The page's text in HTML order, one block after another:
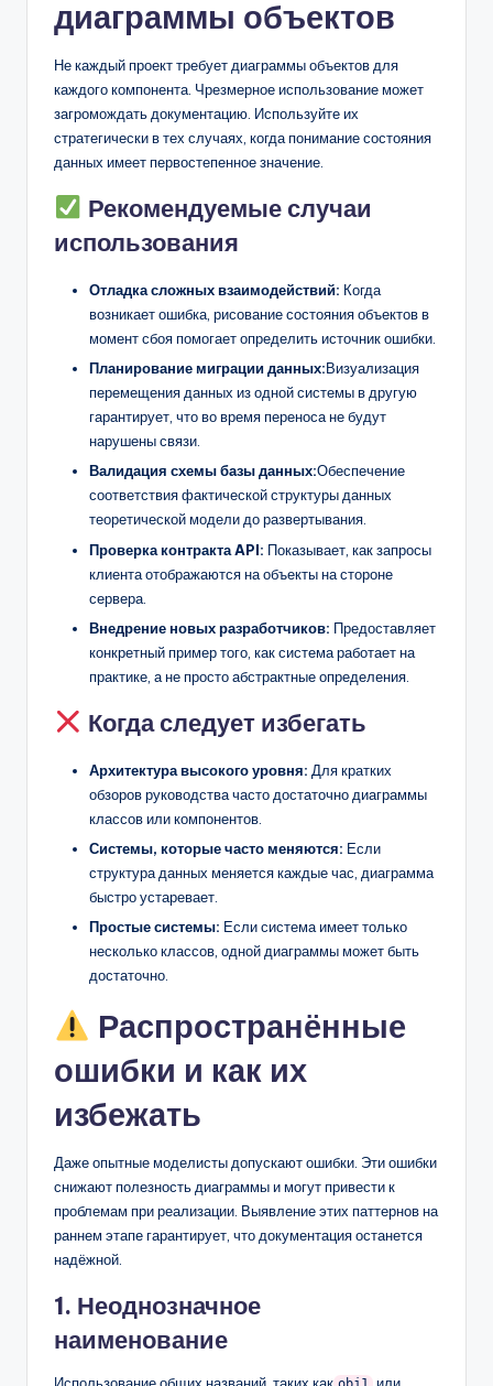
диаграммы объектов
Не каждый проект требует диаграммы объектов для
каждого компонента. Чрезмерное использование может
загромождать документацию. Используйте их
стратегически в тех случаях, когда понимание состояния
данных имеет первостепенное значение.
Рекомендуемые случаи
использования
Отладка сложных взаимодействий: Когда
возникает ошибка, рисование состояния объектов в
момент сбоя помогает определить источник ошибки.
Планирование миграции данных:Визуализация
перемещения данных из одной системы в другую
гарантирует, что во время переноса не будут
нарушены связи.
Валидация схемы базы данных:Обеспечение
соответствия фактической структуры данных
теоретической модели до развертывания.
Проверка контракта API: Показывает, как запросы
клиента отображаются на объекты на стороне
сервера.
Внедрение новых разработчиков: Предоставляет
конкретный пример того, как система работает на
практике, а не просто абстрактные определения.
Когда следует избегать
Архитектура высокого уровня: Для кратких
обзоров руководства часто достаточно диаграммы
классов или компонентов.
Системы, которые часто меняются: Если
структура данных меняется каждые час, диаграмма
быстро устаревает.
Простые системы: Если система имеет только
несколько классов, одной диаграммы может быть
достаточно.
Распространённые
ошибки и как их
избежать
Даже опытные моделисты допускают ошибки. Эти ошибки
снижают полезность диаграммы и могут привести к
проблемам при реализации. Выявление этих паттернов на
раннем этапе гарантирует, что документация останется
надёжной.
1. Неоднозначное
наименование